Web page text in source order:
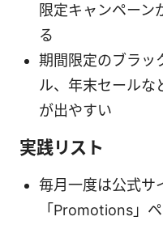
限定キャンペーン
る
期間限定のブラッ
ル、年末セールな
が出やすい
実践リスト
毎月一度は公式サ
「Promotions」